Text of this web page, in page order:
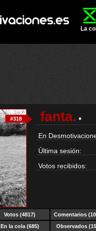
La
#318 fanta.
En
Última sesión:
Votos recibidos:
Votos (4817)
Comentarios
En la cola (685) Observados